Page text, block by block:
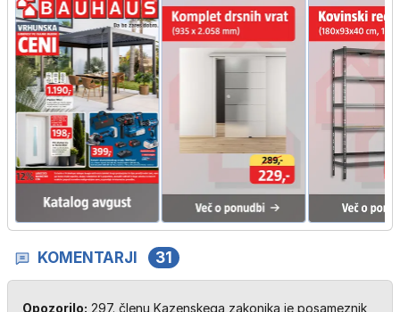
KOMENTARJI 31
Opozorilo: 297. členu Kazenskega zakonika je posameznik